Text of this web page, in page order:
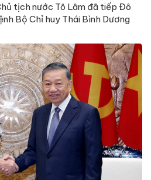
tịch nước Tô Lâm đã tiếp Đô
Bộ Chỉ huy Thái Bình Dương